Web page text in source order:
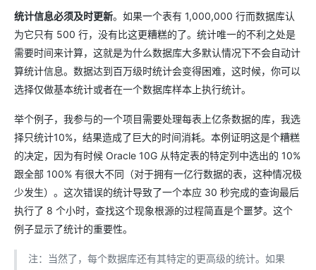
统计信息必须及时更新。如果一个表有 1,000,000 行而数据库认
为它只有 500 行，没有比这更糟糕的了。统计唯一的不利之处是
需要时间来计算，这就是为什么数据库大多默认情况下不会自动计
算统计信息。数据达到百万级时统计会变得困难，这时候，你可以
选择仅做基本统计或者在一个数据库样本上执行统计。
举个例子，我参与的一个项目需要处理每表上亿条数据的库，我选
择只统计10%，结果造成了巨大的时间消耗。本例证明这是个糟糕
的决定，因为有时候 Oracle 10G 从特定表的特定列中选出的 10%
跟全部 100% 有很大不同（对于拥有一亿行数据的表，这种情况极
少发生）。这次错误的统计导致了一个本应 30 秒完成的查询最后
执行了 8 个小时，查找这个现象根源的过程简直是个噩梦。这个
例子显示了统计的重要性。
注：当然了，每个数据库还有其特定的更高级的统计。如果